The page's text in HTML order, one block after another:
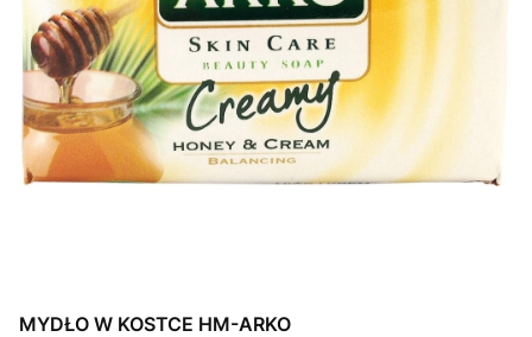
MYDŁO W KOSTCE HM-ARKO